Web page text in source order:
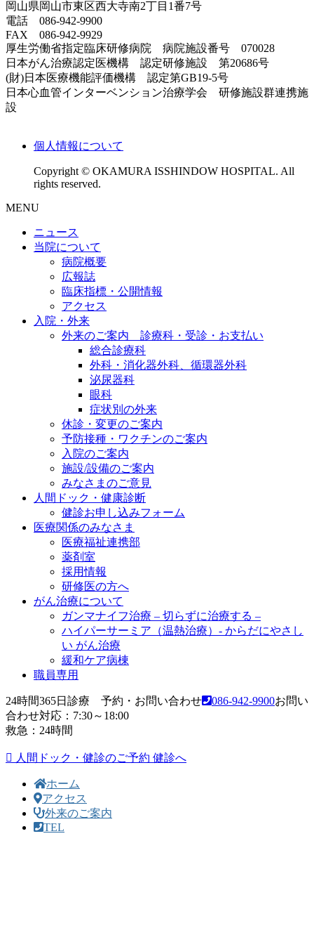
岡山県岡山市東区西大寺南2丁目1番7号
電話 086-942-9900
FAX 086-942-9929
厚生労働省指定臨床研修病院 病院施設番号 070028
日本がん治療認定医機構 認定研修施設 第20686号
(財)日本医療機能評価機構 認定第GB19-5号
日本心血管インターベンション治療学会 研修施設群連携施
設
個人情報について
Copyright © OKAMURA ISSHINDOW HOSPITAL. All
rights reserved.
MENU
ニュース
当院について
病院概要
広報誌
臨床指標・公開情報
アクセス
入院・外来
外来のご案内 診療科・受診・お支払い
総合診療科
外科・消化器外科、循環器外科
泌尿器科
眼科
症状別の外来
休診・変更のご案内
予防接種・ワクチンのご案内
入院のご案内
施設/設備のご案内
みなさまのご意見
人間ドック・健康診断
健診お申し込みフォーム
医療関係のみなさま
医療福祉連携部
薬剤室
採用情報
研修医の方へ
がん治療について
ガンマナイフ治療 – 切らずに治療する –
ハイパーサーミア（温熱治療）- からだにやさし
い がん治療
緩和ケア病棟
職員専用
24時間365日診療 予約・お問い合わせ 086-942-9900お問い
合わせ対応：7:30～18:00
救急：24時間
人間ドック・健診のご予約 健診へ
ホーム
アクセス
外来のご案内
TEL